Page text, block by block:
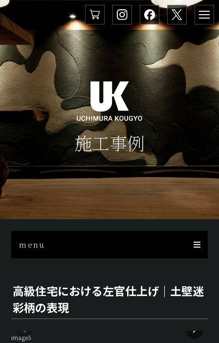
施工事例
menu
高級住宅における左官仕上げ｜土壁迷
彩柄の表現
image5
メ
ニ
ュ
ー